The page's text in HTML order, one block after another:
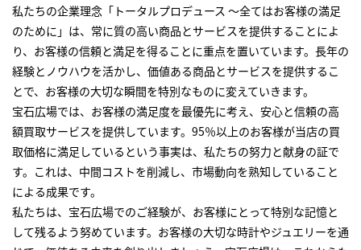
私たちの企業理念「トータルプロデュース ～全てはお客様の満足
のために」は、常に質の高い商品とサービスを提供することによ
り、お客様の信頼と満足を得ることに重点を置いています。長年の
経験とノウハウを活かし、価値ある商品とサービスを提供するこ
とで、お客様の大切な瞬間を特別なものに変えていきます。
宝石広場では、お客様の満足度を最優先に考え、安心と信頼の高
額買取サービスを提供しています。95％以上のお客様が当店の買
取価格に満足しているという事実は、私たちの努力と献身の証で
す。これは、中間コストを削減し、市場動向を熟知していること
による成果です。
私たちは、宝石広場でのご経験が、お客様にとって特別な記憶と
して残るよう努めています。お客様の大切な時計やジュエリーを通